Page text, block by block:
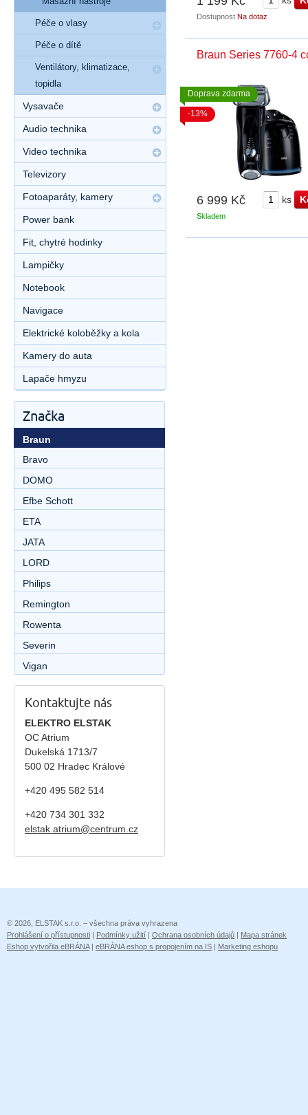
Dostupnost Na dotaz
Braun Series 7760-4
6 999 Kč ks
Skladem
Doprava zdarma
-13%
Péče o vlasy
Péče o dítě
Ventilátory, klimatizace,
topidla
Vysavače
Audio technika
Video technika
Televizory
Fotoaparáty, kamery
Power bank
Fit, chytré hodinky
Lampičky
Notebook
Navigace
Elektrické koloběžky a kola
Kamery do auta
Lapače hmyzu
Značka
Braun
Bravo
DOMO
Efbe Schott
ETA
JATA
LORD
Philips
Remington
Rowenta
Severin
Vigan
Kontaktujte nás
ELEKTRO ELSTAK
OC Atrium
Dukelská 1713/7
500 02 Hradec Králové
+420 495 582 514
+420 734 301 332
elstak.atrium@centrum.cz
© 2026, ELSTAK s.r.o. – všechna práva vyhrazena
Prohlášení o přístupnosti | Podmínky užití | Ochrana osobních údajů | Mapa stránek
Eshop vytvořila eBRÁNA| eBRÁNA eshop s propojením na IS | Marketing eshopu